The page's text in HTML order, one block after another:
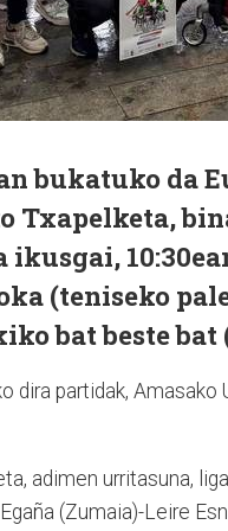
bukatuko da
Txapelketa,
ikusgai,
(teniseko
bat beste bat
dira partidak,
adimen urritasuna,
(Zumaia)-Leire